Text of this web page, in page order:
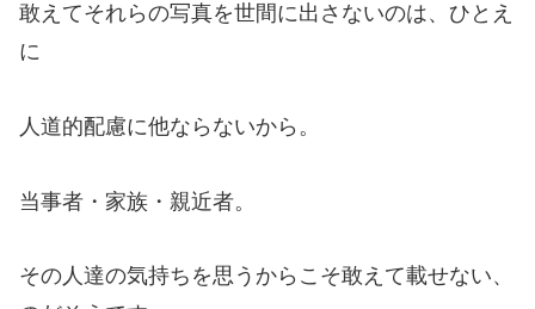
敢えてそれらの写真を世間に出さないのは、ひとえ
に
人道的配慮に他ならないから。
当事者・家族・親近者。
その人達の気持ちを思うからこそ敢えて載せない、